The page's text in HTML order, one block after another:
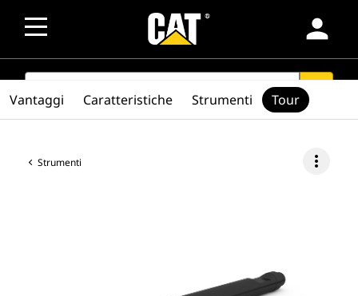
person
SEARCH search
Strumenti more_vert
Vantaggi Caratteristiche Strumenti Tour